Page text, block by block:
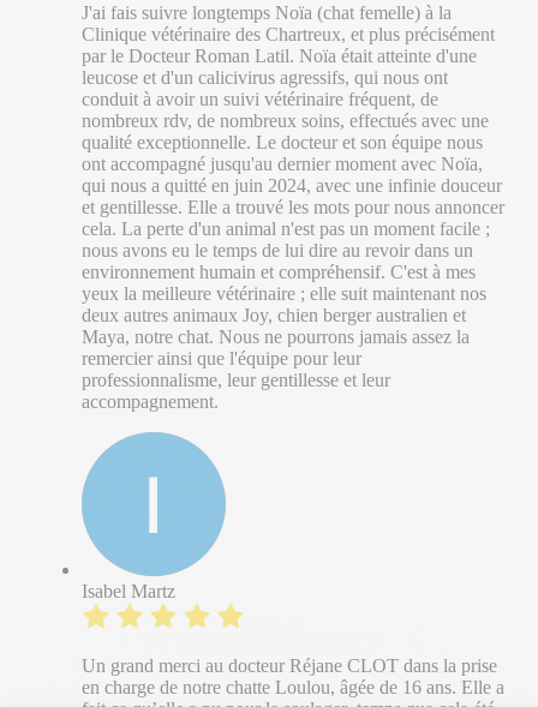
J'ai fais suivre longtemps Noïa (chat femelle) à la
Clinique vétérinaire des Chartreux, et plus précisément
par le Docteur Roman Latil. Noïa était atteinte d'une
leucose et d'un calicivirus agressifs, qui nous ont
conduit à avoir un suivi vétérinaire fréquent, de
nombreux rdv, de nombreux soins, effectués avec une
qualité exceptionnelle. Le docteur et son équipe nous
ont accompagné jusqu'au dernier moment avec Noïa,
qui nous a quitté en juin 2024, avec une infinie douceur
et gentillesse. Elle a trouvé les mots pour nous annoncer
cela. La perte d'un animal n'est pas un moment facile ;
nous avons eu le temps de lui dire au revoir dans un
environnement humain et compréhensif. C'est à mes
yeux la meilleure vétérinaire ; elle suit maintenant nos
deux autres animaux Joy, chien berger australien et
Maya, notre chat. Nous ne pourrons jamais assez la
remercier ainsi que l'équipe pour leur
professionnalisme, leur gentillesse et leur
accompagnement.
Isabel Martz
Un grand merci au docteur Réjane CLOT dans la prise
en charge de notre chatte Loulou, âgée de 16 ans. Elle a